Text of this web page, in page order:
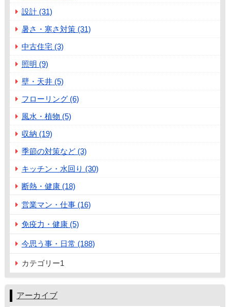
設計 (31)
暑さ・寒さ対策 (31)
中古住宅 (3)
照明 (9)
壁・天井 (5)
フローリング (6)
風水・植物 (5)
収納 (19)
季節の対策など (3)
キッチン・水回り (30)
断熱・健康 (18)
営業マン・仕事 (16)
免疫力・健康 (5)
今思う事・日常 (188)
カテゴリー1
アーカイブ